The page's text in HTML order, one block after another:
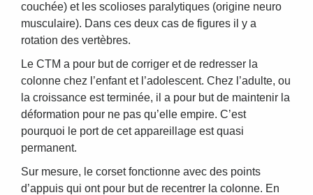
couchée) et les scolioses paralytiques (origine neuro
musculaire). Dans ces deux cas de figures il y a
rotation des vertèbres.
Le CTM a pour but de corriger et de redresser la
colonne chez l’enfant et l’adolescent. Chez l’adulte, ou
la croissance est terminée, il a pour but de maintenir la
déformation pour ne pas qu’elle empire. C’est
pourquoi le port de cet appareillage est quasi
permanent.
Sur mesure, le corset fonctionne avec des points
d’appuis qui ont pour but de recentrer la colonne. En